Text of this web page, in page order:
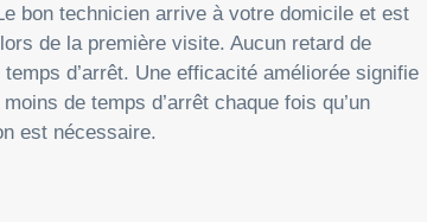
bon technicien arrive à votre domicile et est
de la première visite. Aucun retard de
d’arrêt. Une efficacité améliorée signifie
de temps d’arrêt chaque fois qu’un
est nécessaire.